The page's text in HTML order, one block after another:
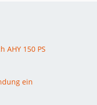
AHY 150 PS
ein